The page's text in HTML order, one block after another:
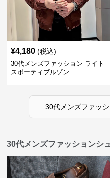
¥4,180 (税込)
30代メンズファッション ライト
スポーティブルゾン
30代メンズファッ
30代メンズファッションシ